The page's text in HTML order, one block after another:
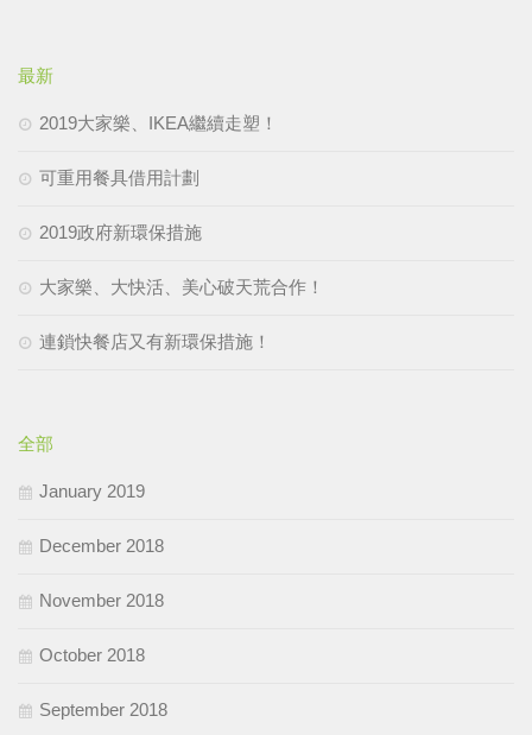
最新
2019大家樂、IKEA繼續走塑！
可重用餐具借用計劃
2019政府新環保措施
大家樂、大快活、美心破天荒合作！
連鎖快餐店又有新環保措施！
全部
January 2019
December 2018
November 2018
October 2018
September 2018